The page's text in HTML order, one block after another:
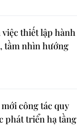
thiết lập hành
tầm nhìn hướng
công tác quy
phát triển hạ tầng